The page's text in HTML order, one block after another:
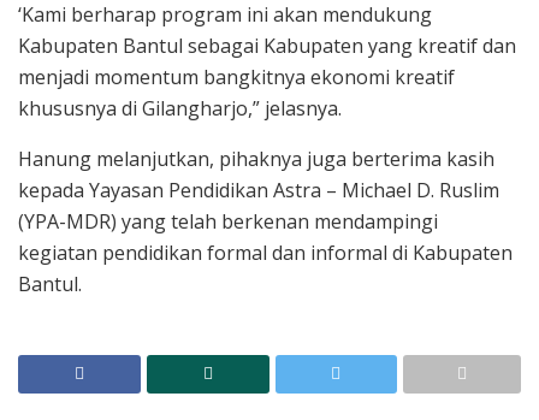
‘Kami berharap program ini akan mendukung
Kabupaten Bantul sebagai Kabupaten yang kreatif dan
menjadi momentum bangkitnya ekonomi kreatif
khususnya di Gilangharjo,” jelasnya.
Hanung melanjutkan, pihaknya juga berterima kasih
kepada Yayasan Pendidikan Astra – Michael D. Ruslim
(YPA-MDR) yang telah berkenan mendampingi
kegiatan pendidikan formal dan informal di Kabupaten
Bantul.